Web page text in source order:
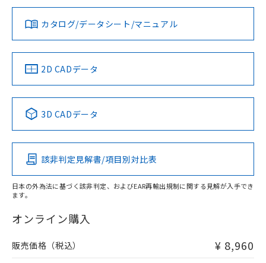
タイムチャート
以上、n: 70mm以上
検出領域
ダウンロードデータをご利用いただく前に、以下を必ずお読
みください。
ソフトウェアの使用条件
対応済み
中国 RoHS 注意事項・凡例
Pb Hg Cd Cr(VI)
O
在庫等で未対応品が混在する可能性があります。
問い合わせください。
LR型式承認
（イギリス
船舶規格）
DNV型式承認
（ノルウェー
BV型式承認
（フランス
KR型式
（韓国
No No No No
この製品の規格認証/適合状況ページへ
その他の認証はこちらのページからご検索ください
カタログ/データシート/マニュアル
2D CADデータ
3D CADデータ
該非判定見解書/項目別対比表
日本の外為法に基づく該非判定、およびEAR再輸出規制に関する見解が入手でき
ます。
オンライン購入
販売価格（税込） ¥ 8,960